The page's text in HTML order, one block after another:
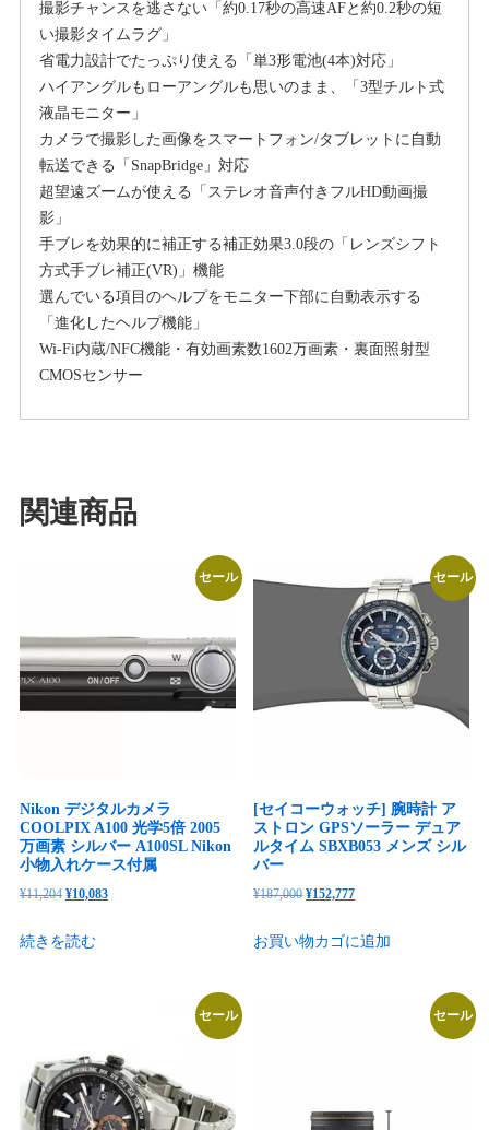
撮影チャンスを逃さない「約0.17秒の高速AFと約0.2秒の短
い撮影タイムラグ」
省電力設計でたっぷり使える「単3形電池(4本)対応」
ハイアングルもローアングルも思いのまま、「3型チルト式
液晶モニター」
カメラで撮影した画像をスマートフォン/タブレットに自動
転送できる「SnapBridge」対応
超望遠ズームが使える「ステレオ音声付きフルHD動画撮
影」
手ブレを効果的に補正する補正効果3.0段の「レンズシフト
方式手ブレ補正(VR)」機能
選んでいる項目のヘルプをモニター下部に自動表示する
「進化したヘルプ機能」
Wi-Fi内蔵/NFC機能・有効画素数1602万画素・裏面照射型
CMOSセンサー
関連商品
セール
Nikon デジタルカメラ
COOLPIX A100 光学5倍 2005
万画素 シルバー A100SL Nikon
小物入れケース付属
¥11,204 元
価
し
た。
¥10,083現
で
す。
続きを読む
セール
[セイコーウォッチ] 腕時計 ア
ストロン GPSソーラー デュア
ルタイム SBXB053 メンズ シル
バー
¥187,000 元
価
¥152,777現
の
お買い物カゴに追加
セール セール